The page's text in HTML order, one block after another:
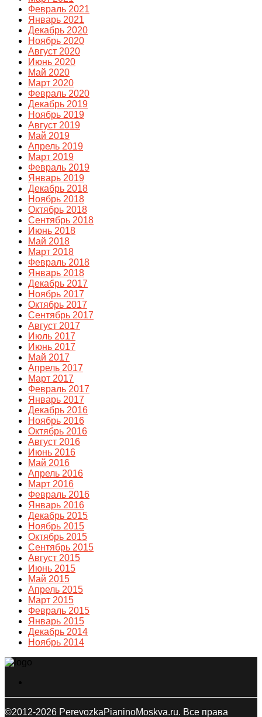
Февраль 2021
Январь 2021
Декабрь 2020
Ноябрь 2020
Август 2020
Июнь 2020
Май 2020
Март 2020
Февраль 2020
Декабрь 2019
Ноябрь 2019
Август 2019
Май 2019
Апрель 2019
Март 2019
Февраль 2019
Январь 2019
Декабрь 2018
Ноябрь 2018
Октябрь 2018
Сентябрь 2018
Июнь 2018
Май 2018
Март 2018
Февраль 2018
Январь 2018
Декабрь 2017
Ноябрь 2017
Октябрь 2017
Сентябрь 2017
Август 2017
Июль 2017
Июнь 2017
Май 2017
Апрель 2017
Март 2017
Февраль 2017
Январь 2017
Декабрь 2016
Ноябрь 2016
Октябрь 2016
Август 2016
Июнь 2016
Май 2016
Апрель 2016
Март 2016
Февраль 2016
Январь 2016
Декабрь 2015
Ноябрь 2015
Октябрь 2015
Сентябрь 2015
Август 2015
Июнь 2015
Май 2015
Апрель 2015
Март 2015
Февраль 2015
Январь 2015
Декабрь 2014
Ноябрь 2014
©2012-2026 PerevozkaPianinoMoskva.ru. Все права